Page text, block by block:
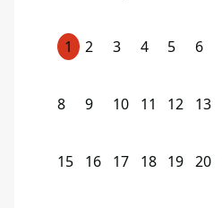
1 2 3 4 5 6
8 9 10 11 12 13
15 16 17 18 19 20